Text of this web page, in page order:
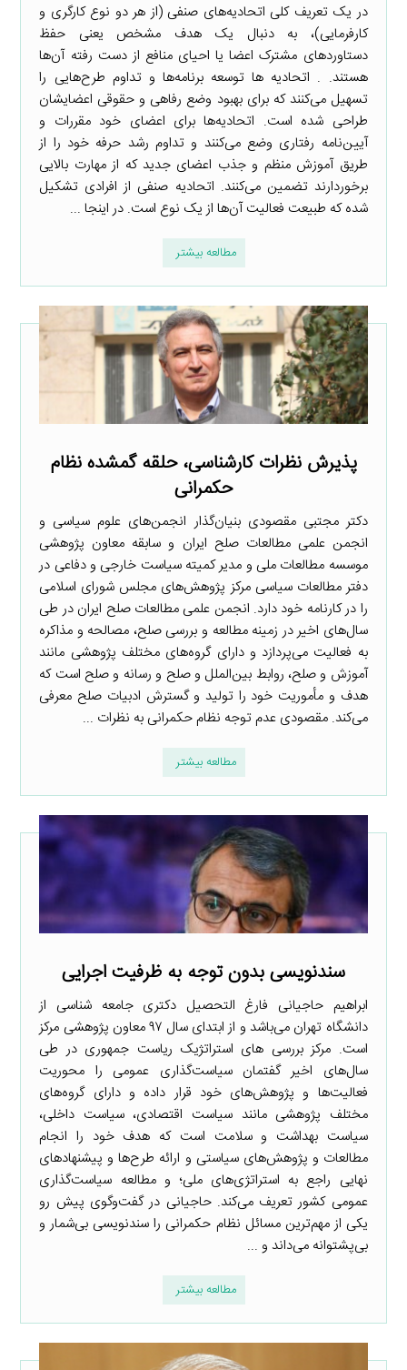
در یک تعریف کلی اتحادیه‌های صنفی (از هر دو نوع کارگری و
کارفرمایی)، به دنبال یک هدف مشخص یعنی حفظ
دستاوردهای مشترک اعضا یا احیای منافع از دست رفته آن‌ها
هستند. . اتحادیه ­ها توسعه برنامه‌ها و تداوم طرح‌هایی را
تسهیل می‌کنند که برای بهبود وضع رفاهی و حقوقی اعضایشان
طراحی شده است. اتحادیه‌ها برای اعضای خود مقررات و
آیین‌نامه رفتاری وضع می‌کنند و تداوم رشد حرفه خود را از
طریق آموزش منظم و جذب اعضای جدید که از مهارت بالایی
برخوردارند تضمین می‌کنند. اتحادیه صنفی از افرادی تشکیل
شده که طبیعت فعالیت آن‌ها از یک نوع است. در اینجا ...
مطالعه بیشتر
پذیرش نظرات کارشناسی، حلقه گمشده نظام
حکمرانی
دکتر مجتبی مقصودی بنیان‌گذار انجمن‌های علوم سیاسی و
انجمن علمی مطالعات صلح ایران و سابقه معاون پژوهشی
موسسه مطالعات ملی و مدیر کمیته سیاست خارجی و دفاعی در
دفتر مطالعات سیاسی مرکز پژوهش‌های مجلس شورای اسلامی
را در کارنامه خود دارد. انجمن علمی مطالعات صلح ایران در طی
سال‌های اخیر در زمینه مطالعه و بررسی صلح، مصالحه و مذاکره
به فعالیت می‌پردازد و دارای گروه‌های مختلف پژوهشی مانند
آموزش و صلح، روابط بین‌الملل و صلح و رسانه و صلح است که
هدف و مأموریت خود را تولید و گسترش ادبیات صلح معرفی
می‌کند. مقصودی عدم توجه نظام حکمرانی به نظرات ...
مطالعه بیشتر
سندنویسی بدون توجه به ظرفیت اجرایی
ابراهیم حاجیانی فارغ التحصیل دکتری جامعه شناسی از
دانشگاه تهران می‌باشد و از ابتدای سال ۹۷ معاون پژوهشی مرکز
است. مرکز بررسی های استراتژیک ریاست جمهوری در طی
سال‌های اخیر گفتمان سیاست‌گذاری عمومی را محوریت
فعالیت‌ها و پژوهش‌های خود قرار داده و دارای گروه‌های
مختلف پژوهشی مانند سیاست اقتصادی، سیاست داخلی،
سیاست بهداشت و سلامت است که هدف خود را انجام
مطالعات و پژوهش‌های سیاستی و ارائه طرح‌ها و پیشنهادهای
نهایی راجع به استراتژی‌های ملی؛ و مطالعه سیاست‌گذاری
عمومی کشور تعریف می‌کند. حاجیانی در گفت‌وگوی پیش رو
یکی از مهم‌ترین مسائل نظام حکمرانی را سندنویسی بی‌شمار و
بی‌پشتوانه می‌داند و ...
مطالعه بیشتر